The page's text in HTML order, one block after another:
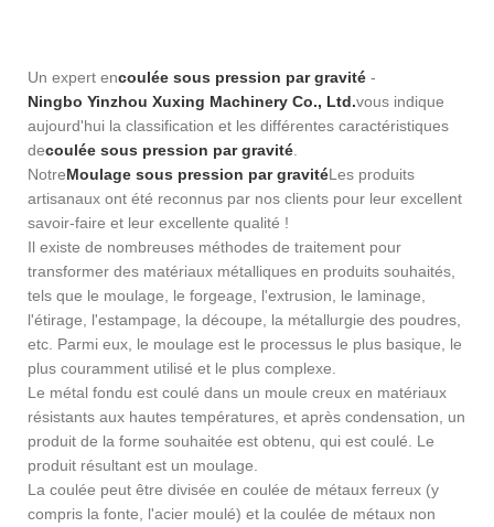
Un expert encoulée sous pression par gravité -
Ningbo Yinzhou Xuxing Machinery Co., Ltd.vous indique
aujourd'hui la classification et les différentes caractéristiques
decoulée sous pression par gravité
NotreMoulage sous pression par gravitéLes produits
artisanaux ont été reconnus par nos clients pour leur excellent
savoir-faire et leur excellente qualité !
Il existe de nombreuses méthodes de traitement pour
transformer des matériaux métalliques en produits souhaités,
tels que le moulage, le forgeage, l'extrusion, le laminage,
l'étirage, l'estampage, la découpe, la métallurgie des poudres,
etc. Parmi eux, le moulage est le processus le plus basique, le
plus couramment utilisé et le plus complexe.
Le métal fondu est coulé dans un moule creux en matériaux
résistants aux hautes températures, et après condensation, un
produit de la forme souhaitée est obtenu, qui est coulé. Le
produit résultant est un moulage.
La coulée peut être divisée en coulée de métaux ferreux (y
compris la fonte, l'acier moulé) et la coulée de métaux non